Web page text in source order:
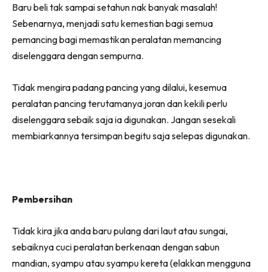
(Twitter)
Baru beli tak sampai setahun nak banyak masalah!
Sebenarnya, menjadi satu kemestian bagi semua
pemancing bagi memastikan peralatan memancing
diselenggara dengan sempurna.
Tidak mengira padang pancing yang dilalui, kesemua
peralatan pancing terutamanya joran dan kekili perlu
diselenggara sebaik saja ia digunakan. Jangan sesekali
membiarkannya tersimpan begitu saja selepas digunakan.
Pembersihan
Tidak kira jika anda baru pulang dari laut atau sungai,
sebaiknya cuci peralatan berkenaan dengan sabun
mandian, syampu atau syampu kereta (elakkan mengguna